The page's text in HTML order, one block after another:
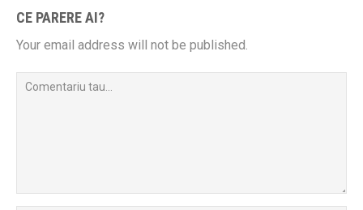
CE PARERE AI?
Your email address will not be published.